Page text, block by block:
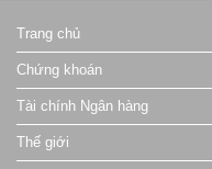
Trang chủ
Chứng khoán
Tài chính Ngân hàng
Thế giới